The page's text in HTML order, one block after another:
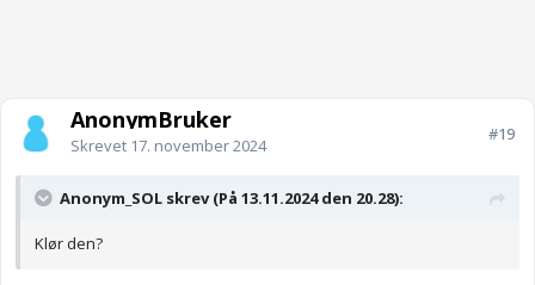
AnonymBruker
Skrevet 17. november 2024
#19
Anonym_SOL skrev (På 13.11.2024 den 20.28):
Klør den?